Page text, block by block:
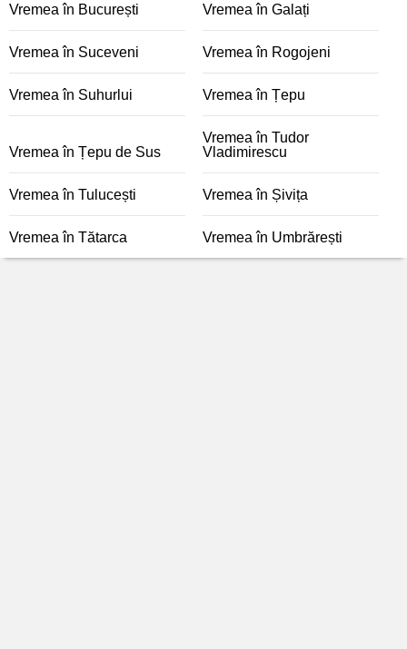
Vremea în București Vremea în Galați
Vremea în Suceveni Vremea în Rogojeni
Vremea în Suhurlui Vremea în Țepu
Vremea în Țepu de Sus
Vremea în Tudor
Vladimirescu
Vremea în Tulucești Vremea în Șivița
Vremea în Tătarca Vremea în Umbrărești